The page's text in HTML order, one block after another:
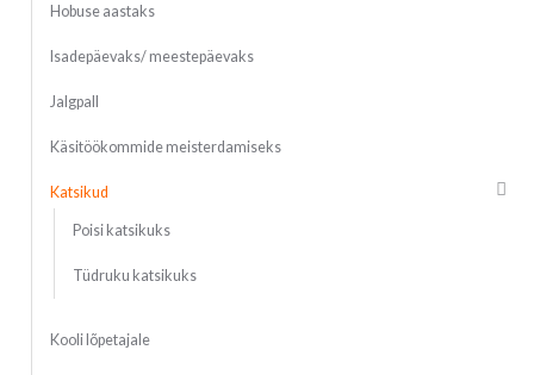
Hobuse aastaks
Isadepäevaks/ meestepäevaks
Jalgpall
Käsitöökommide meisterdamiseks
Katsikud
Poisi katsikuks
Tüdruku katsikuks
Kooli lõpetajale